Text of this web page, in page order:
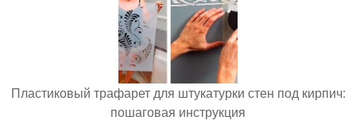
Пластиковый трафарет для штукатурки стен под кирпич:
пошаговая инструкция